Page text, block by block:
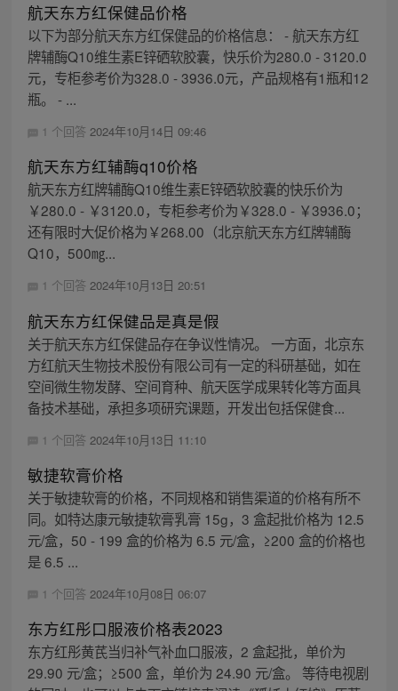
航天东方红保健品价格
以下为部分航天东方红保健品的价格信息： - 航天东方红
牌辅酶Q10维生素E锌硒软胶囊，快乐价为280.0 - 3120.0
元，专柜参考价为328.0 - 3936.0元，产品规格有1瓶和12
瓶。 - ...
1 个回答 2024年10月14日 09:46
航天东方红辅酶q10价格
航天东方红牌辅酶Q10维生素E锌硒软胶囊的快乐价为
￥280.0 - ￥3120.0，专柜参考价为￥328.0 - ￥3936.0；
还有限时大促价格为￥268.00（北京航天东方红牌辅酶
Q10，500㎎...
1 个回答 2024年10月13日 20:51
航天东方红保健品是真是假
关于航天东方红保健品存在争议性情况。 一方面，北京东
方红航天生物技术股份有限公司有一定的科研基础，如在
空间微生物发酵、空间育种、航天医学成果转化等方面具
备技术基础，承担多项研究课题，开发出包括保健食...
1 个回答 2024年10月13日 11:10
敏捷软膏价格
关于敏捷软膏的价格，不同规格和销售渠道的价格有所不
同。如特达康元敏捷软膏乳膏 15g，3 盒起批价格为 12.5
元/盒，50 - 199 盒的价格为 6.5 元/盒，≥200 盒的价格也
是 6.5 ...
1 个回答 2024年10月08日 06:07
东方红彤口服液价格表2023
东方红彤黄芪当归补气补血口服液，2 盒起批，单价为
29.90 元/盒；≥500 盒，单价为 24.90 元/盒。 等待电视剧